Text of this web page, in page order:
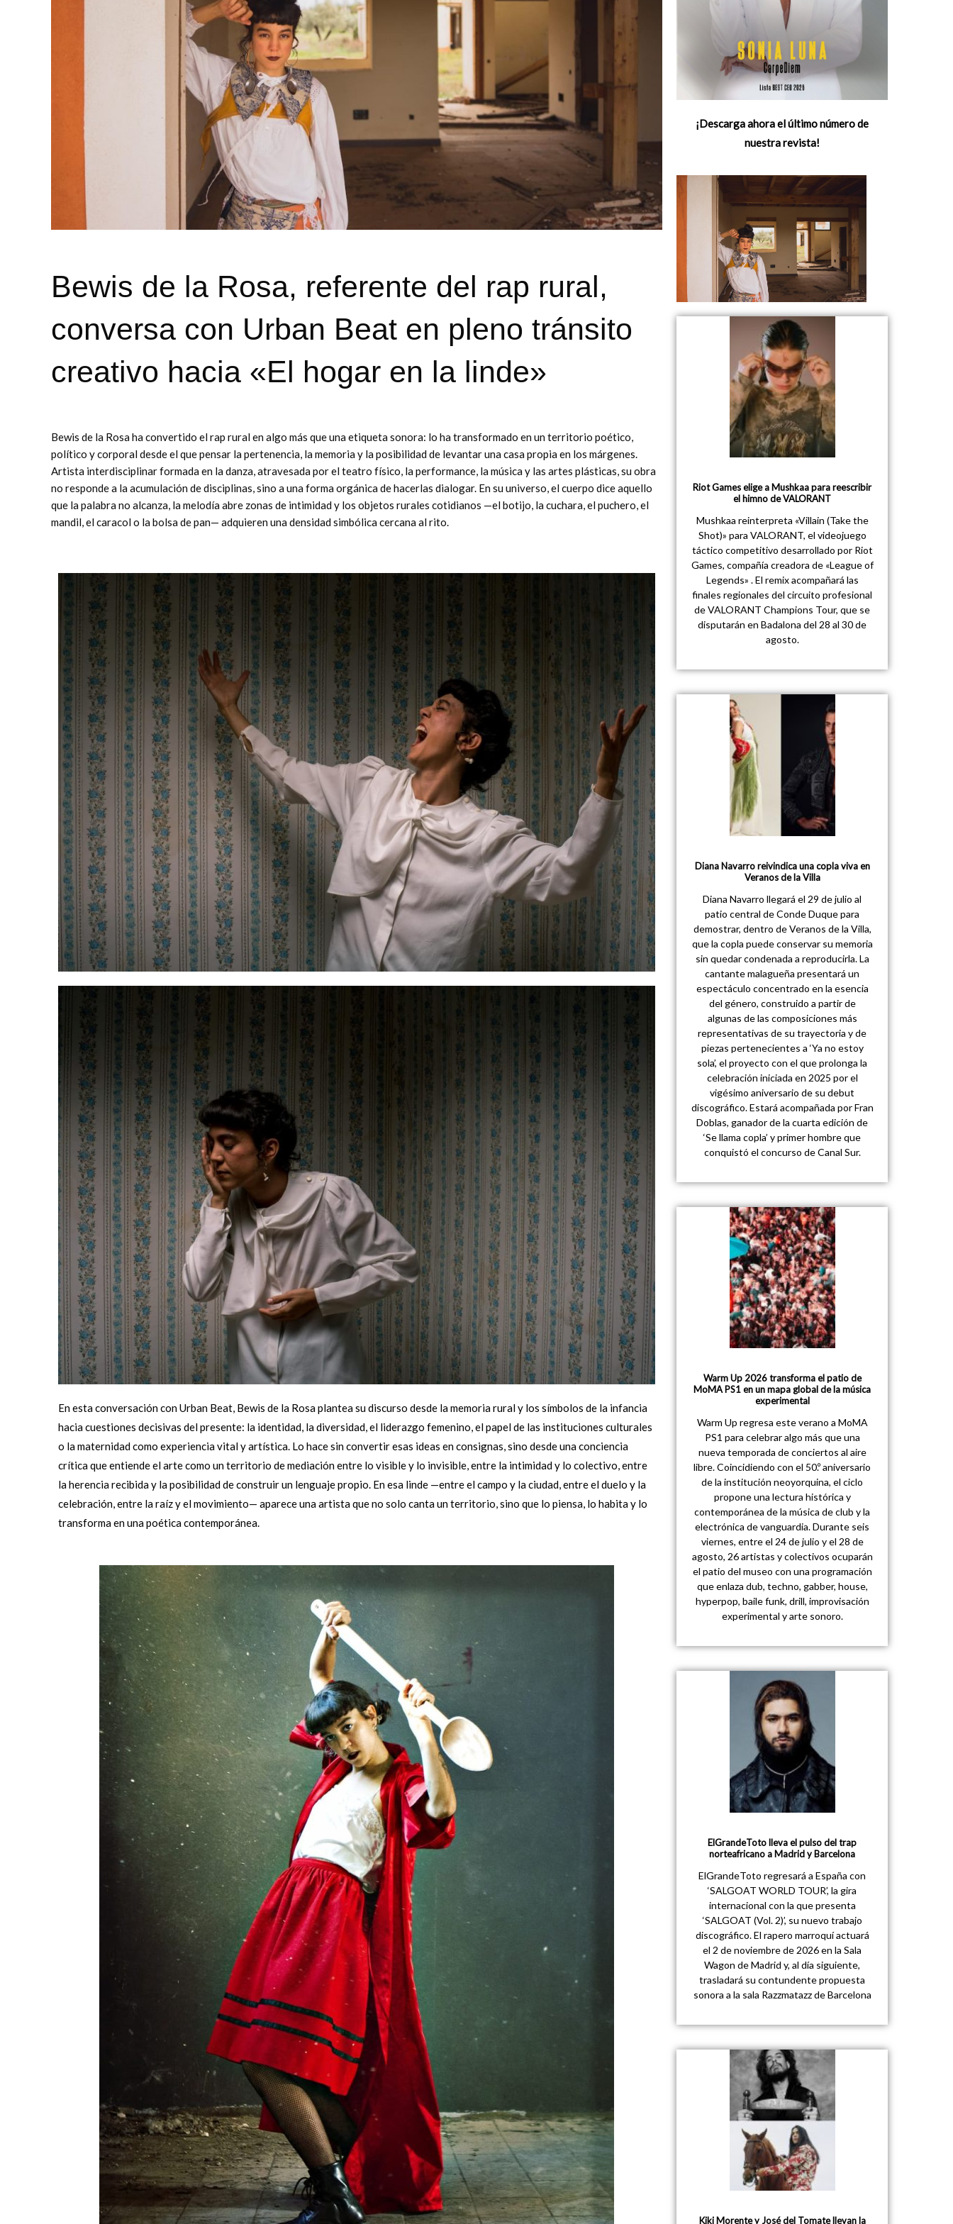
Bewis de la Rosa, referente del rap rural,
conversa con Urban Beat en pleno tránsito
creativo hacia «El hogar en la linde»
Bewis de la Rosa ha convertido el rap rural en algo más que una etiqueta sonora: lo ha transformado en un territorio poético,
político y corporal desde el que pensar la pertenencia, la memoria y la posibilidad de levantar una casa propia en los márgenes.
Artista interdisciplinar formada en la danza, atravesada por el teatro físico, la performance, la música y las artes plásticas, su obra
no responde a la acumulación de disciplinas, sino a una forma orgánica de hacerlas dialogar. En su universo, el cuerpo dice aquello
que la palabra no alcanza, la melodía abre zonas de intimidad y los objetos rurales cotidianos —el botijo, la cuchara, el puchero, el
mandil, el caracol o la bolsa de pan— adquieren una densidad simbólica cercana al rito.
En esta conversación con Urban Beat, Bewis de la Rosa plantea su discurso desde la memoria rural y los símbolos de la infancia
hacia cuestiones decisivas del presente: la identidad, la diversidad, el liderazgo femenino, el papel de las instituciones culturales
o la maternidad como experiencia vital y artística. Lo hace sin convertir esas ideas en consignas, sino desde una conciencia
crítica que entiende el arte como un territorio de mediación entre lo visible y lo invisible, entre la intimidad y lo colectivo, entre
la herencia recibida y la posibilidad de construir un lenguaje propio. En esa linde —entre el campo y la ciudad, entre el duelo y la
celebración, entre la raíz y el movimiento— aparece una artista que no solo canta un territorio, sino que lo piensa, lo habita y lo
transforma en una poética contemporánea.
¡Descarga ahora el último número de
nuestra revista!
Riot Games elige a Mushkaa para reescribir
el himno de VALORANT
Mushkaa reinterpreta «Villain (Take the
Shot)» para VALORANT, el videojuego
táctico competitivo desarrollado por Riot
Games, compañía creadora de «League of
Legends» . El remix acompañará las
finales regionales del circuito profesional
de VALORANT Champions Tour, que se
disputarán en Badalona del 28 al 30 de
agosto.
Diana Navarro reivindica una copla viva en
Veranos de la Villa
Diana Navarro llegará el 29 de julio al
patio central de Conde Duque para
demostrar, dentro de Veranos de la Villa,
que la copla puede conservar su memoria
sin quedar condenada a reproducirla. La
cantante malagueña presentará un
espectáculo concentrado en la esencia
del género, construido a partir de
algunas de las composiciones más
representativas de su trayectoria y de
piezas pertenecientes a ‘Ya no estoy
sola’, el proyecto con el que prolonga la
celebración iniciada en 2025 por el
vigésimo aniversario de su debut
discográfico. Estará acompañada por Fran
Doblas, ganador de la cuarta edición de
‘Se llama copla’ y primer hombre que
conquistó el concurso de Canal Sur.
Warm Up 2026 transforma el patio de
MoMA PS1 en un mapa global de la música
experimental
Warm Up regresa este verano a MoMA
PS1 para celebrar algo más que una
nueva temporada de conciertos al aire
libre. Coincidiendo con el 50.º aniversario
de la institución neoyorquina, el ciclo
propone una lectura histórica y
contemporánea de la música de club y la
electrónica de vanguardia. Durante seis
viernes, entre el 24 de julio y el 28 de
agosto, 26 artistas y colectivos ocuparán
el patio del museo con una programación
que enlaza dub, techno, gabber, house,
hyperpop, baile funk, drill, improvisación
experimental y arte sonoro.
ElGrandeToto lleva el pulso del trap
norteafricano a Madrid y Barcelona
ElGrandeToto regresará a España con
‘SALGOAT WORLD TOUR’, la gira
internacional con la que presenta
‘SALGOAT (Vol. 2)’, su nuevo trabajo
discográfico. El rapero marroquí actuará
el 2 de noviembre de 2026 en la Sala
Wagon de Madrid y, al día siguiente,
trasladará su contundente propuesta
sonora a la sala Razzmatazz de Barcelona
Kiki Morente y José del Tomate llevan la